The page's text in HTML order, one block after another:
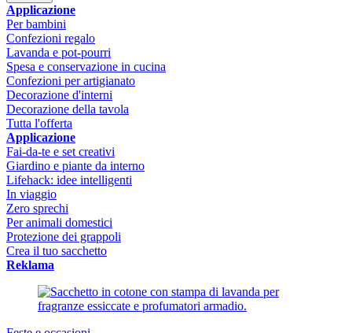
Applicazione
Per bambini
Confezioni regalo
Lavanda e pot-pourri
Spesa e conservazione in cucina
Confezioni per artigianato
Decorazione d'interni
Decorazione della tavola
Tutta l'offerta
Applicazione
Fai-da-te e set creativi
Giardino e piante da interno
Lifehack: idee intelligenti
In viaggio
Zero sprechi
Per animali domestici
Protezione dei grappoli
Crea il tuo sacchetto
Reklama